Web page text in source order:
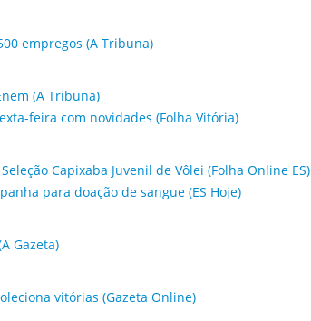
empregos (A Tribuna)
(A Tribuna)
feira com novidades (Folha Vitória)
Capixaba Juvenil de Vôlei (Folha Online ES)
para doação de sangue (ES Hoje)
Gazeta)
vitórias (Gazeta Online)